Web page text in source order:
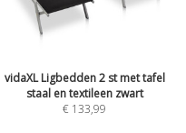
vidaXL Ligbedden 2 st met tafel
staal en textileen zwart
€ 133,99